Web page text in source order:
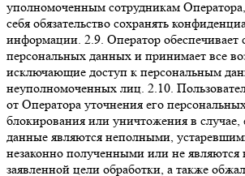
уполномоченным сотрудникам
себя обязательство сохранять
информации. 2.9. Оператор обеспечивает
персональных данных и принимает все
исключающие доступ к персональным
неуполномоченных лиц. 2.10.
от Оператора уточнения его
блокирования или уничтожения в случае,
данные являются неполными,
незаконно полученными или не
заявленной цели обработки, а также